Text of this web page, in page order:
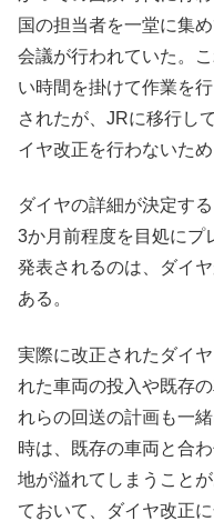
国の担当者を一堂に集
会議が行われていた。
い時間を掛けて作業を
されたが、JRに移行し
イヤ改正を行わないた
ダイヤの詳細が決定す
3か月前程度を目処にプ
発表されるのは、ダイ
ある。
実際に改正されたダイ
れた車両の投入や既存
れらの回送の計画も一
時は、既存の車両と合
地が溢れてしまうこと
ておいて、ダイヤ改正